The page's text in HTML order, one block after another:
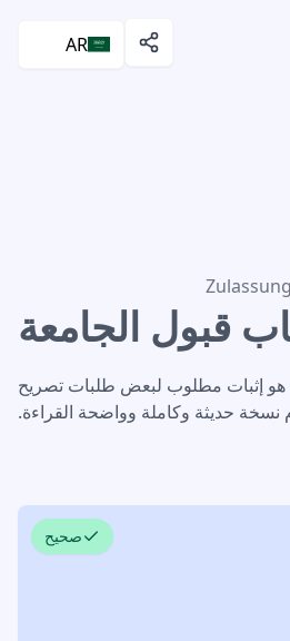
AR
قبول الجامعة
إثبات مطلوب لبعض طلبات تصريح
نسخة حديثة وكاملة وواضحة القراءة.
صحيح